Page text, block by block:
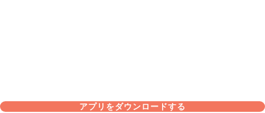
アプリをダウンロードする